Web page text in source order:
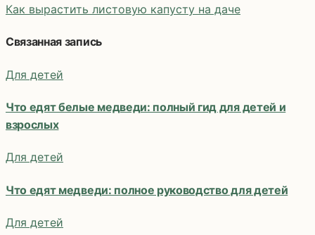
Навигация
записям
Как вырастить листовую капусту на даче
Связанная запись
Для детей
Что едят белые медведи: полный гид для детей и
взрослых
Для детей
Что едят медведи: полное руководство для детей
Для детей